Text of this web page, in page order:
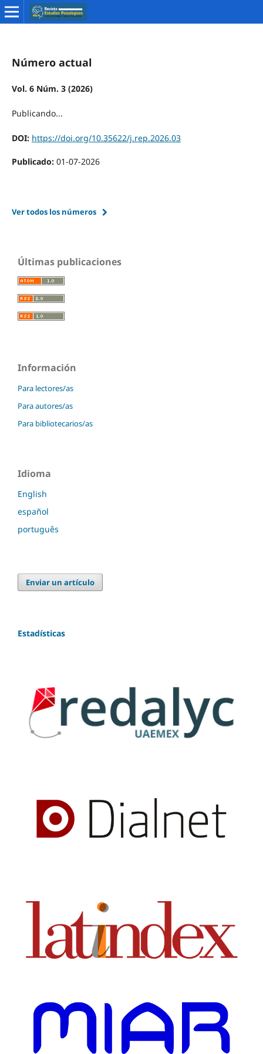
Número actual
Vol. 6 Núm. 3 (2026)
Publicando...
DOI: https://doi.org/10.35622/j.rep.2026.03
Publicado: 01-07-2026
Ver todos los números
Últimas publicaciones
Información
Para lectores/as
Para autores/as
Para bibliotecarios/as
Idioma
English
español
português
Enviar un artículo
Estadísticas